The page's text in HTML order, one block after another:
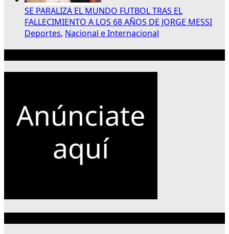
SE PARALIZA EL MUNDO FUTBOL TRAS EL
FALLECIMIENTO A LOS 68 AÑOS DE JORGE MESSI
Deportes, Nacional e Internacional